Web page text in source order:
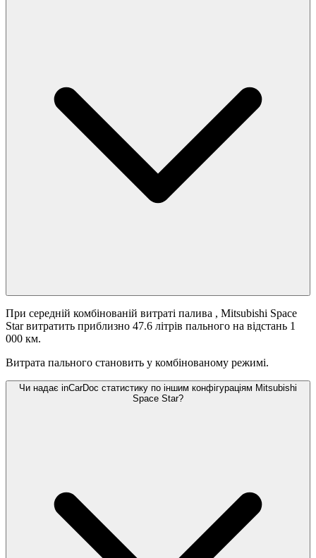
При середній комбінованій витраті палива , Mitsubishi Space
Star витратить приблизно 47.6 літрів пального на відстань 1
000 км.
Витрата пального становить у комбінованому режимі.
Чи надає inCarDoc статистику по іншим конфігураціям Mitsubishi
Space Star?